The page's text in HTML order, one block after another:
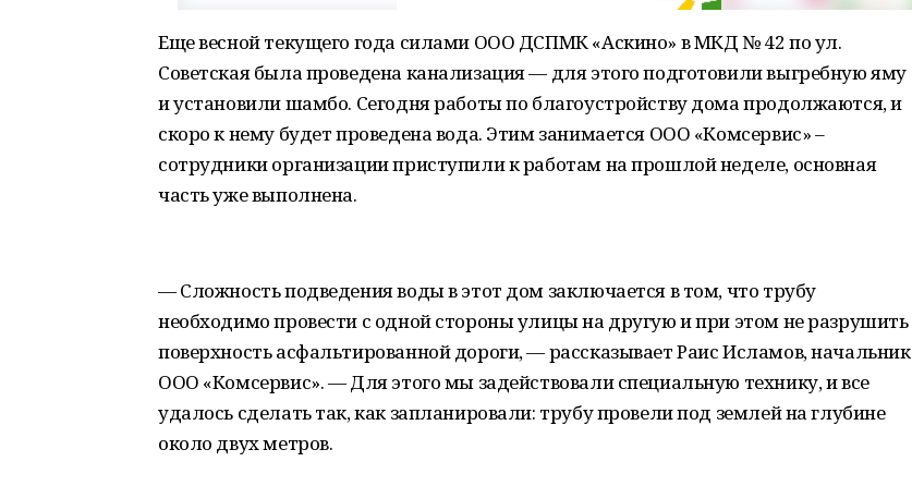
Еще весной текущего года силами ООО ДСПМК «Аскино» в МКД № 42 по ул.
Советская была проведена канализация — для этого подготовили выгребную яму
и установили шамбо. Сегодня работы по благоустройству дома продолжаются, и
скоро к нему будет проведена вода. Этим занимается ООО «Комсервис» –
сотрудники организации приступили к работам на прошлой неделе, основная
часть уже выполнена.
— Сложность подведения воды в этот дом заключается в том, что трубу
необходимо провести с одной стороны улицы на другую и при этом не разрушить
поверхность асфальтированной дороги, — рассказывает Раис Исламов, начальник
ООО «Комсервис». — Для этого мы задействовали специальную технику, и все
удалось сделать так, как запланировали: трубу провели под землей на глубине
около двух метров.